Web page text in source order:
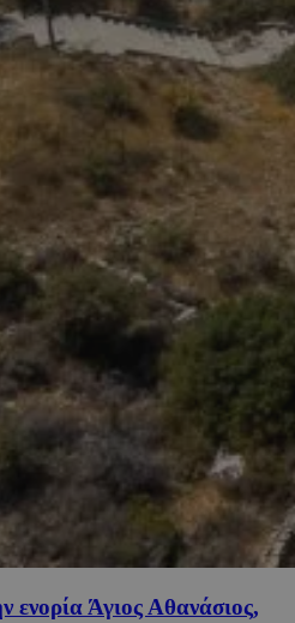
ενορία Άγιος Αθανάσιος,